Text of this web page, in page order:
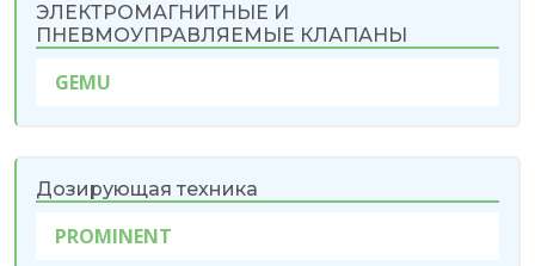
ЭЛЕКТРОМАГНИТНЫЕ И
ПНЕВМОУПРАВЛЯЕМЫЕ КЛАПАНЫ
GEMU
Дозирующая техника
PROMINENT